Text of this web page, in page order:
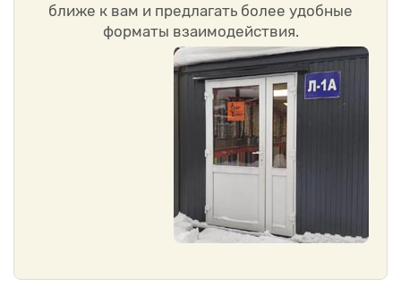
ближе к вам и предлагать более удобные
форматы взаимодействия.